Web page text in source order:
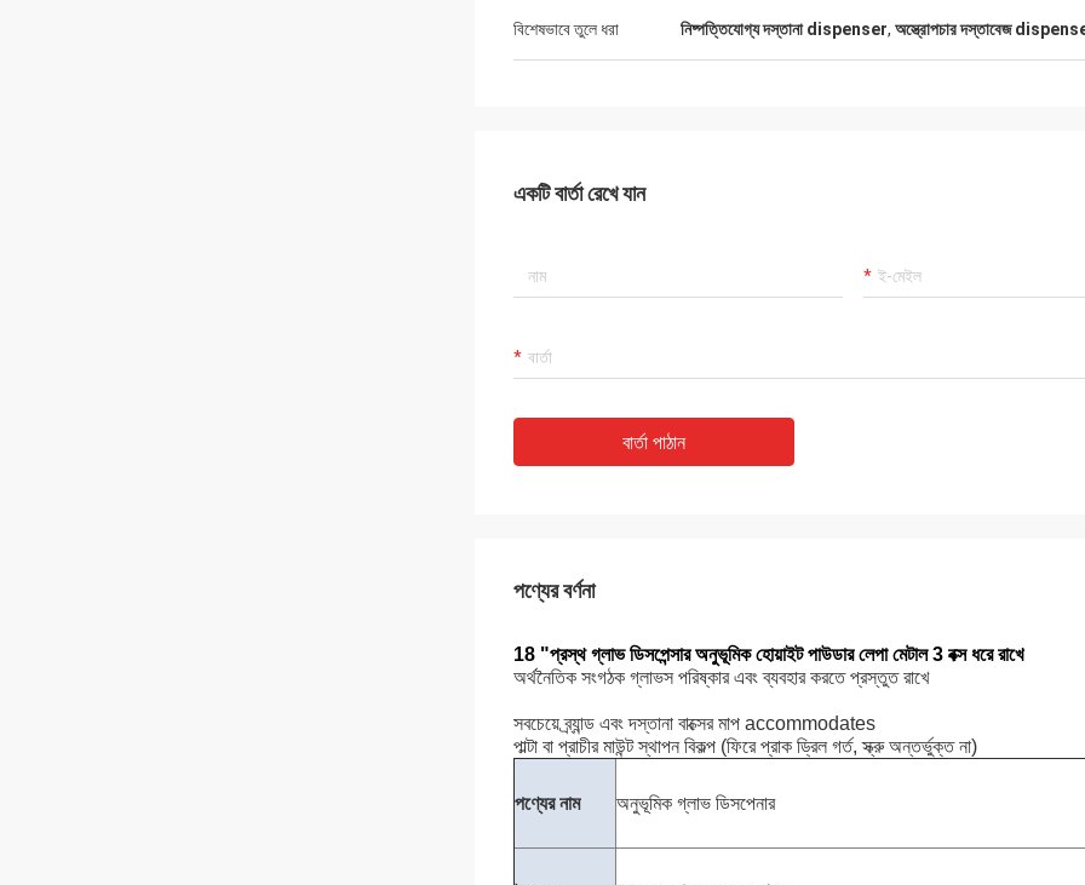
বিশেষভাবে তুলে ধরা নিষ্পত্তিযোগ্য দস্তানা dispenser, অস্ত্রোপচার দস্তাবেজ
একটি বার্তা রেখে যান
বার্তা পাঠান
পণ্যের বর্ণনা
18 "প্রস্থ গ্লাভ ডিসপেন্সার অনুভূমিক হোয়াইট পাউডার লেপা মেটাল 3 বক্স ধরে রাখে
অর্থনৈতিক সংগঠক গ্লাভস পরিষ্কার এবং ব্যবহার করতে প্রস্তুত রাখে
সবচেয়ে ব্র্যান্ড এবং দস্তানা বাক্সের মাপ accommodates
পাল্টা বা প্রাচীর মাউন্ট স্থাপন বিকল্প (ফিরে প্রাক ড্রিল গর্ত, স্ক্রু অন্তর্ভুক্ত না)
পণ্যের নাম অনুভূমিক গ্লাভ ডিসপেনার